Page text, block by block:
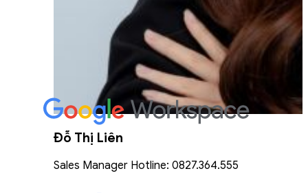
Đỗ Thị Liên
Sales Manager Hotline: 0827.364.555